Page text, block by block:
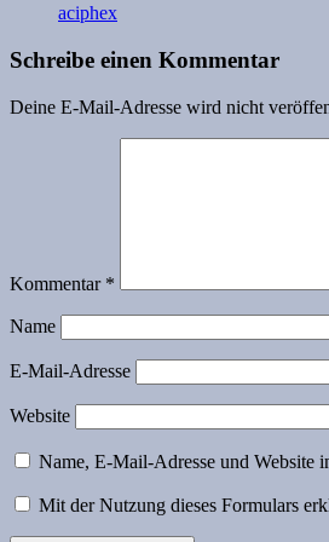
aciphex
Schreibe einen Kommentar
Deine E-Mail-Adresse wird nicht
Kommentar *
Name
E-Mail-Adresse
Website
Name, E-Mail-Adresse und Website
Mit der Nutzung dieses Formulars